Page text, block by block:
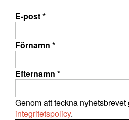
E-post*
Förnamn *
Efternamn *
Genom att teckna
integritetspolicy.